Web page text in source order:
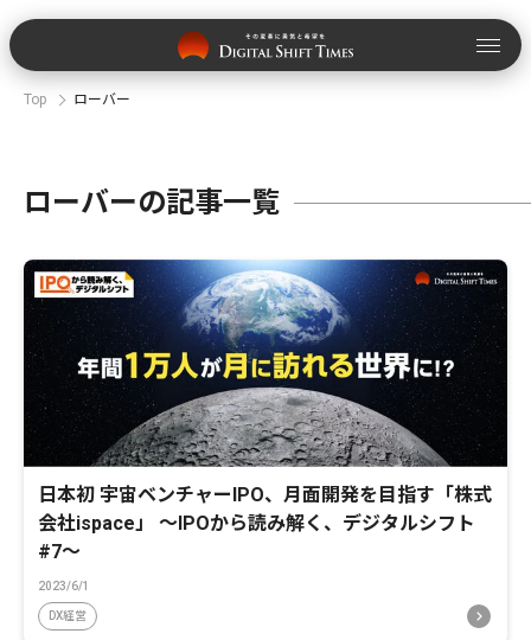
Top ローバー
ローバーの記事一覧
日本初 宇宙ベンチャーIPO、月面開発を目指す「株式
会社ispace」 〜IPOから読み解く、デジタルシフト
#7〜
2023/6/1
DX経営